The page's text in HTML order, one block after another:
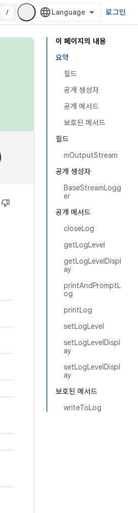
/ 로그인
이 페이지의 내용
요약
필드
공개 생성자
공개 메서드
보호된 메서드
필드
mOutputStream
공개 생성자
BaseStreamLogg
er
공개 메서드
closeLog
getLogLevel
getLogLevelDispl
ay
printAndPromptL
og
printLog
setLogLevel
setLogLevelDispl
ay
setLogLevelDispl
ay
보호된 메서드
writeToLog